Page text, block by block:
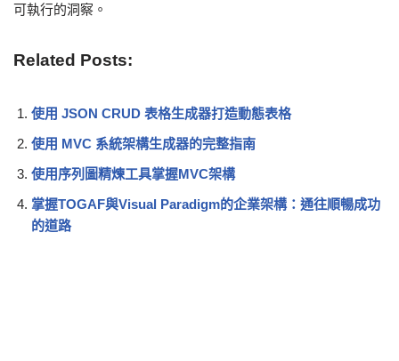
可執行的洞察。
Related Posts:
使用 JSON CRUD 表格生成器打造動態表格
使用 MVC 系統架構生成器的完整指南
使用序列圖精煉工具掌握MVC架構
掌握TOGAF與Visual Paradigm的企業架構：通往順暢成功
的道路